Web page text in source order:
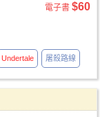
電子書 $60
Undertale 屠殺路線